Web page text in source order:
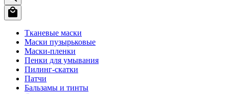
Тканевые маски
Маски пузырьковые
Маски-пленки
Пенки для умывания
Пилинг-скатки
Патчи
Бальзамы и тинты